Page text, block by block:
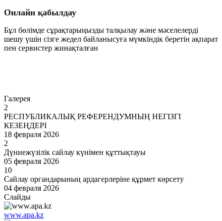
Онлайн қабылдау
Бұл бөлімде сұрақтарыңызды талқылау және мәселелерді
шешу үшін сізге жедел байланысуға мүмкіндік беретін ақпарат
пен сервистер жинақталған
Галерея
2
РЕСПУБЛИКАЛЫҚ РЕФЕРЕНДУМНЫҢ НЕГІЗГІ
КЕЗЕҢДЕРІ
18 февраля 2026
2
Дүниежүзілік сайлау күнімен құттықтауы
05 февраля 2026
10
Сайлау органдарының ардагерлеріне құрмет көрсету
04 февраля 2026
Слайды
www.apa.kz